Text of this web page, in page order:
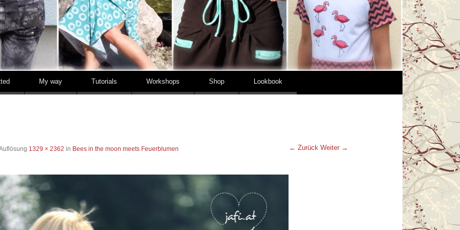
My way Tutorials Workshops Shop Lookbook
1329 × 2362 in Bees in the moon meets Feuerblumen ← Zurück Weiter →